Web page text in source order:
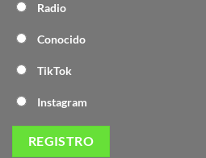
Radio
Conocido
TikTok
Instagram